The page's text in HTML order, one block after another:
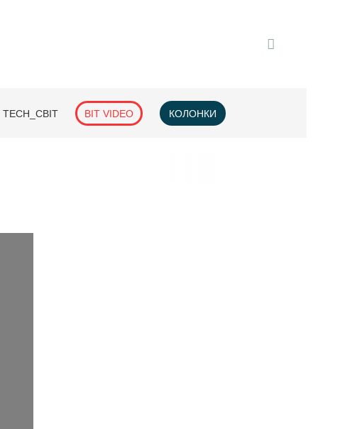
TECH_СВІТ BIT VIDEO КОЛОНКИ